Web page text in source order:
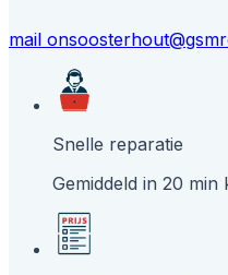
mail ons
Snelle reparatie
Gemiddeld in 20 min